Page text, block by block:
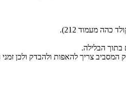
בתוך הבלילה.
המסביב צריך להאפות ולהבדק ולכן